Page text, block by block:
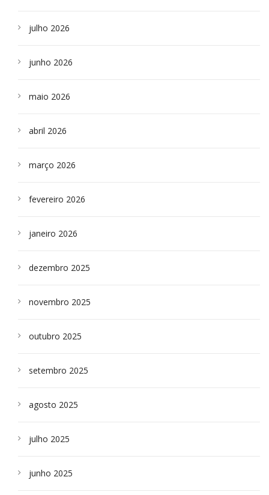
julho 2026
junho 2026
maio 2026
abril 2026
março 2026
fevereiro 2026
janeiro 2026
dezembro 2025
novembro 2025
outubro 2025
setembro 2025
agosto 2025
julho 2025
junho 2025